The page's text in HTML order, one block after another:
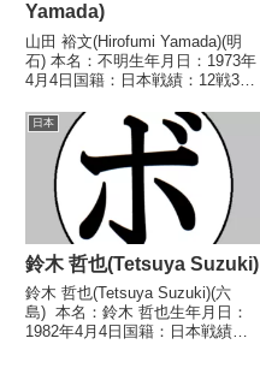
Yamada)
山田 裕文(Hirofumi Yamada)(明
石) 本名：不明生年月日：1973年
4月4日国籍：日本戦績：12戦3勝
し 【戦歴】1994/03/27
●3RTKO 田村 祐二(洛
翠)1994/06/1...
日本
鈴木 哲也(Tetsuya Suzuki)
鈴木 哲也(Tetsuya Suzuki)(六
島) 本名：鈴木 哲也生年月日：
1982年4月4日国籍：日本戦績：